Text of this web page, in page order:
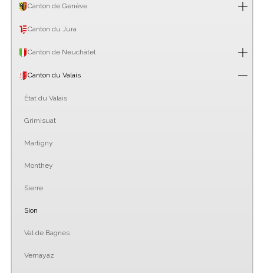
Canton de Genève
Canton du Jura
Canton de Neuchâtel
Canton du Valais
État du Valais
Grimisuat
Martigny
Monthey
Sierre
Sion
Val de Bagnes
Vernayaz